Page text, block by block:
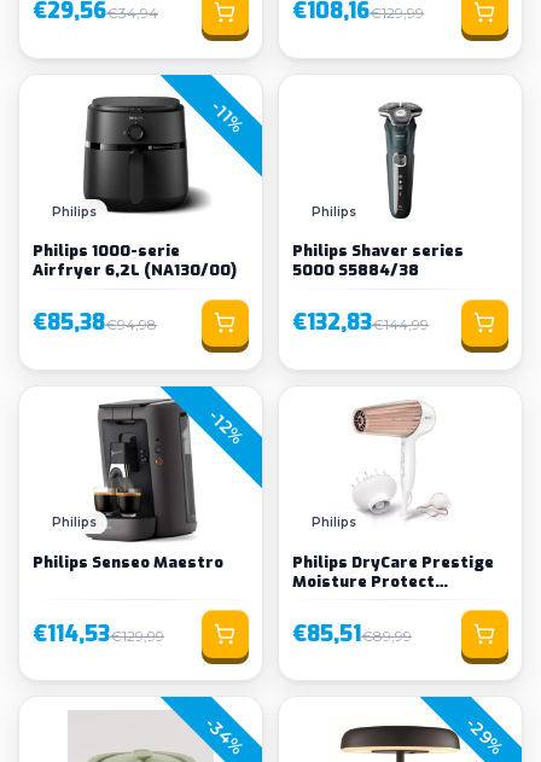
Loading...
€29,56€34,94 €108,16€129,99
-11%
Philips
Philips 1000-serie
Airfryer 6,2L (NA130/00)
€85,38€94,98
Philips
Philips Shaver series
5000 S5884/38
€132,83€144,99
-12%
Philips
Philips Senseo Maestro
€114,53€129,99
Philips
Philips DryCare Prestige
Moisture Protect
hairdryer HP8280/0
€85,51€89,99
-34% -29%